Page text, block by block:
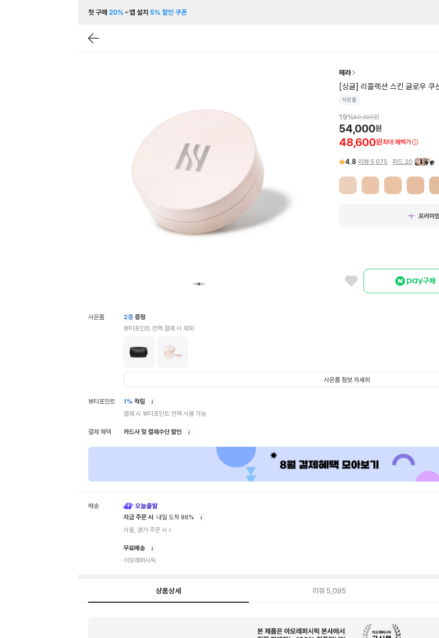
헤라
[싱글] 리플렉션 스킨 글로우
사은품
19%60,000원
54,000원
48,600원최대 혜택가
4.8 리뷰 5,075 피드 20
프리미
구매
사은품 2종 증정
뷰티포인트 전액 결제 시 제외
사은품 정보 자세히
뷰티포인트 1% 적립
결제 시 뷰티포인트 전액 사용 가능
결제 혜택 카드사 및 결제수단 할인
배송
지금 주문 시
내일 도착 88%
서울, 경기 주문 시
무료배송
아모레퍼시픽
상품상세 리뷰 5,095